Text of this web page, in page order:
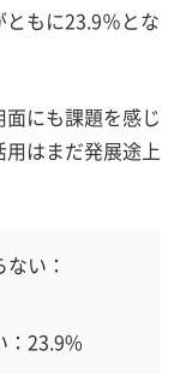
もに23.9％とな
にも課題を感じ
はまだ発展途上
い：
：23.9%